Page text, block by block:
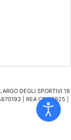
DEGLI SPORTIVI 18
| REA CR 98825 |